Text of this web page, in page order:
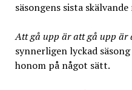
säsongens sista
Att gå upp är att gå upp är
synnerligen lyckad
honom på något sätt.